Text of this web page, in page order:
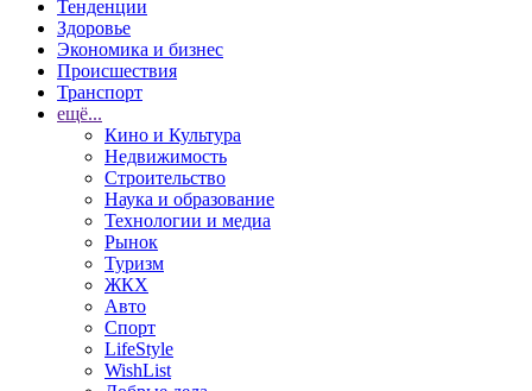
Тенденции
Здоровье
Экономика и бизнес
Происшествия
Транспорт
ещё...
Кино и Культура
Недвижимость
Строительство
Наука и образование
Технологии и медиа
Рынок
Туризм
ЖКХ
Авто
Спорт
LifeStyle
WishList